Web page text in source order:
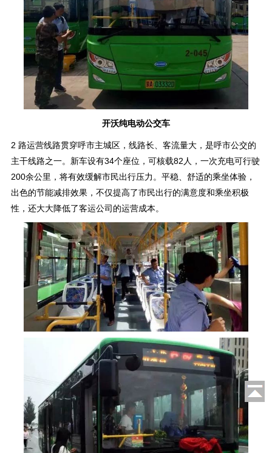
开沃纯电动公交车
2 路运营线路贯穿呼市主城区，线路长、客流量大，是呼市公交的
主干线路之一。新车设有34个座位，可核载82人，一次充电可行驶
200余公里，将有效缓解市民出行压力。平稳、舒适的乘坐体验，
出色的节能减排效果，不仅提高了市民出行的满意度和乘坐积极
性，还大大降低了客运公司的运营成本。